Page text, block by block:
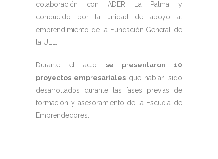
colaboración con ADER La Palma y
conducido por la unidad de apoyo al
emprendimiento de la Fundación General de
la ULL.
Durante el acto se presentaron 10
proyectos empresariales que habían sido
desarrollados durante las fases previas de
formación y asesoramiento de la Escuela de
Emprendedores.